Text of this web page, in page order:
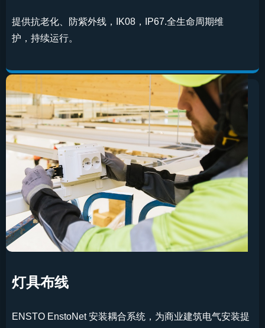
提供抗老化、防紫外线，IK08，IP67.全生命周期维
护，持续运行。
灯具布线
ENSTO EnstoNet 安装耦合系统，为商业建筑电气安装提